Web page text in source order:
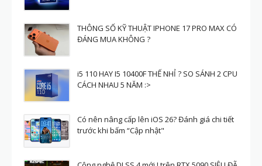
THÔNG SỐ KỸ THUẬT IPHONE 17 PRO MAX CÓ
ĐÁNG MUA KHÔNG ?
i5 110 HAY I5 10400F THẾ NHỈ ? SO SÁNH 2 CPU
CÁCH NHAU 5 NĂM :>
Có nên nâng cấp lên iOS 26? Đánh giá chi tiết
trước khi bấm “Cập nhật"